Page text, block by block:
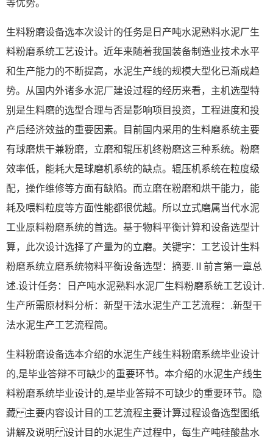
生料粉磨设备选本次设计的任务是日产吨水泥熟料水泥厂生
料粉磨系统工艺设计。近年来随着我国装备制造业技术水平
和生产能力的不断提高，水泥生产线的规模大型化已渐成趋
势。从国内外诸多水泥厂建设过程的经历来看，主机选型特
别是生料磨的选型合理与否是影响项目投资，工程进度和投
产后经济效益的重要因素。目前国内采用的生料磨系统主要
有球磨烘干兼粉磨，立磨和辊压机终粉磨这三种系统。粉磨
效率低，能耗大是球磨机系统的缺点。辊压机系统在粒度级
配，操作维修等方面有缺陷。而立磨在粉磨和烘干能力，能
耗及喂料粒度等方面性能都很优越。所以立式磨属当代水泥
工业原料粉磨系统的首选。基于物料平衡计算和设备选型计
算，此次设计选择了产量为的立磨。关键字：工艺设计生料
粉磨系统立磨系统物料平衡设备选型：摘要.Ⅱ前言第一章总
述.设计任务：日产吨水泥熟料水泥厂生料粉磨系统工艺设计.
生产所需原材料分析：新型干法水泥生产工艺流程：.新型干
法水泥生产工艺流程简。
生料粉磨设备选本介绍的水泥生产线生料粉磨系统毕业设计
的,是毕业答辩不可缺少的重要环节。本介绍的水泥生产线生
料粉磨系统毕业设计的,是毕业答辩不可缺少的重要环节。隐
藏 主要内容设计目的工艺流程主要计算过程设备选型图纸
讲解及说明 设计目的水泥生产过程中，每生产吨硅酸盐水